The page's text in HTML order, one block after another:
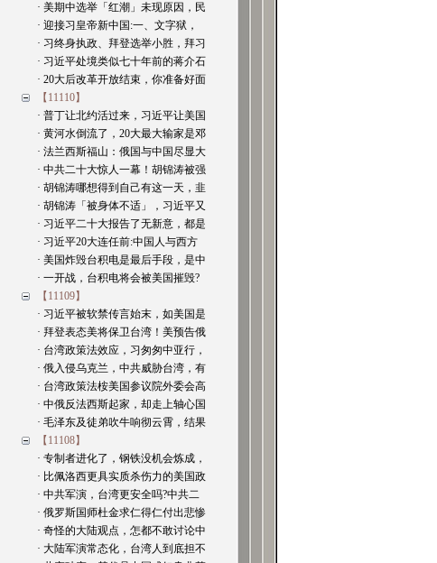
· 美期中选举「红潮」未现原因，民
· 迎接习皇帝新中国:一、文字狱，
· 习终身执政、拜登选举小胜，拜习
· 习近平处境类似七十年前的蒋介石
· 20大后改革开放结束，你准备好面
【11110】
· 普丁让北约活过来，习近平让美国
· 黄河水倒流了，20大最大输家是邓
· 法兰西斯福山：俄国与中国尽显大
· 中共二十大惊人一幕！胡锦涛被强
· 胡锦涛哪想得到自己有这一天，韭
· 胡锦涛「被身体不适」，习近平又
· 习近平二十大报告了无新意，都是
· 习近平20大连任前:中国人与西方
· 美国炸毁台积电是最后手段，是中
· 一开战，台积电将会被美国摧毁?
【11109】
· 习近平被软禁传言始末，如美国是
· 拜登表态美将保卫台湾！美预告俄
· 台湾政策法效应，习匆匆中亚行，
· 俄入侵乌克兰，中共威胁台湾，有
· 台湾政策法桉美国参议院外委会高
· 中俄反法西斯起家，却走上轴心国
· 毛泽东及徒弟吹牛响彻云霄，结果
【11108】
· 专制者进化了，钢铁没机会炼成，
· 比佩洛西更具实质杀伤力的美国政
· 中共军演，台湾更安全吗?中共二
· 俄罗斯国师杜金求仁得仁付出悲惨
· 奇怪的大陆观点，怎都不敢讨论中
· 大陆军演常态化，台湾人到底担不